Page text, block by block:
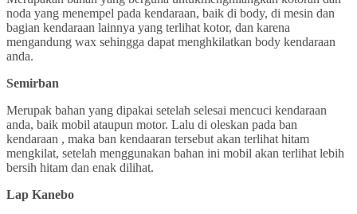
noda yang menempel pada kendaraan, baik di body, di mesin dan
bagian kendaraan lainnya yang terlihat kotor, dan karena
mengandung wax sehingga dapat menghkilatkan body kendaraan
anda.
Semirban
Merupak bahan yang dipakai setelah selesai mencuci kendaraan
anda, baik mobil ataupun motor. Lalu di oleskan pada ban
kendaraan , maka ban kendaaran tersebut akan terlihat hitam
mengkilat, setelah menggunakan bahan ini mobil akan terlihat lebih
bersih hitam dan enak dilihat.
Lap Kanebo